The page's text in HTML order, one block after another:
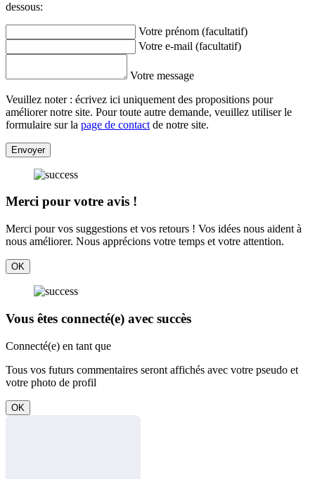
dessous:
Votre prénom (facultatif)
Votre e-mail (facultatif)
Votre message
Veuillez noter : écrivez ici uniquement des propositions pour
améliorer notre site. Pour toute autre demande, veuillez utiliser le
formulaire sur la page de contact de notre site.
Envoyer
Merci pour votre avis !
Merci pour vos suggestions et vos retours ! Vos idées nous aident à
nous améliorer. Nous apprécions votre temps et votre attention.
OK
Vous êtes connecté(e) avec succès
Connecté(e) en tant que
Tous vos futurs commentaires seront affichés avec votre pseudo et
votre photo de profil
OK